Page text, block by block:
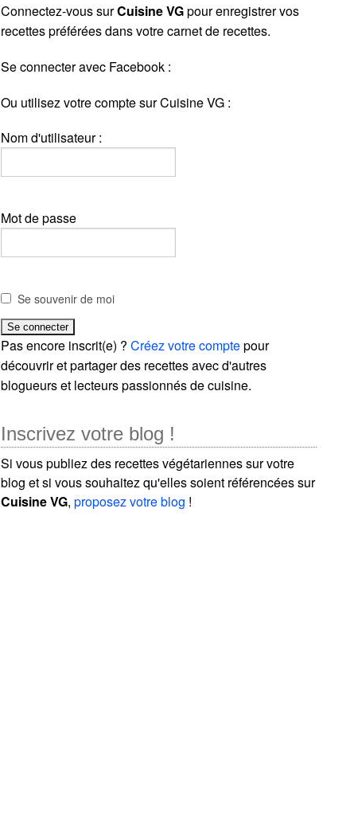
Connectez-vous surCuisine VGpour enregistrer vos
recettes préférées dans votre carnet de recettes.
Se connecter avec Facebook :
Ou utilisez votre compte sur Cuisine VG :
Nom d'utilisateur :
Mot de passe
Se souvenir de moi
Pas encore inscrit(e) ?Créez votre comptepour
découvrir et partager des recettes avec d'autres
blogueurs et lecteurs passionnés de cuisine.
Inscrivez votre blog !
Si vous publiez des recettes végétariennes sur votre
blog et si vous souhaitez qu'elles soient référencées sur
Cuisine VG,proposez votre blog !